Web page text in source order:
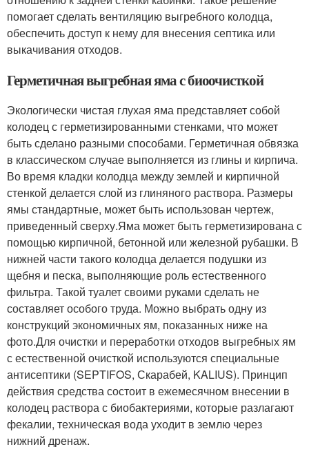
помогает сделать вентиляцию выгребного колодца,
обеспечить доступ к нему для внесения септика или
выкачивания отходов.
Герметичная выгребная яма с биоочисткой
Экологически чистая глухая яма представляет собой
колодец с герметизированными стенками, что может
быть сделано разными способами. Герметичная обвязка
в классическом случае выполняется из глины и кирпича.
Во время кладки колодца между землей и кирпичной
стенкой делается слой из глиняного раствора. Размеры
ямы стандартные, может быть использован чертеж,
приведенный сверху.Яма может быть герметизирована с
помощью кирпичной, бетонной или железной рубашки. В
нижней части такого колодца делается подушки из
щебня и песка, выполняющие роль естественного
фильтра. Такой туалет своими руками сделать не
составляет особого труда. Можно выбрать одну из
конструкций экономичных ям, показанных ниже на
фото.Для очистки и переработки отходов выгребных ям
с естественной очисткой используются специальные
антисептики (SEPTIFOS, Скарабей, KALIUS). Принцип
действия средства состоит в ежемесячном внесении в
колодец раствора с биобактериями, которые разлагают
фекалии, техническая вода уходит в землю через
нижний дренаж.